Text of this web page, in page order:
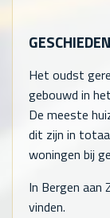
Het oudst
gebouwd in
De meeste
dit zijn in
woningen bij
In Bergen aan
vinden.